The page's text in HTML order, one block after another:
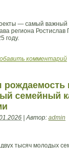
— самый важный
региона
году.
комментарий
рождаемость
семейный
|Автор: admin
тысяч молодых